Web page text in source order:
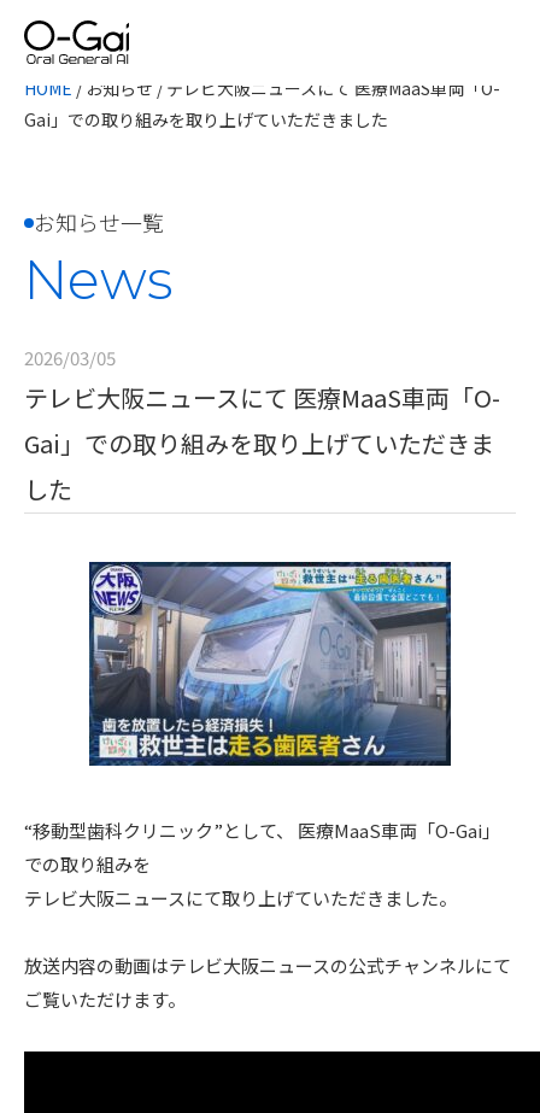
HOME / お知らせ / テレビ大阪ニュースにて 医療MaaS車両「O-
Gai」での取り組みを取り上げていただきました
お知らせ一覧
News
2026/03/05
テレビ大阪ニュースにて 医療MaaS車両「O-
Gai」での取り組みを取り上げていただきま
した
“移動型歯科クリニック”として、 医療MaaS車両「O-Gai」
での取り組みを
テレビ大阪ニュースにて取り上げていただきました。
放送内容の動画はテレビ大阪ニュースの公式チャンネルにて
ご覧いただけます。